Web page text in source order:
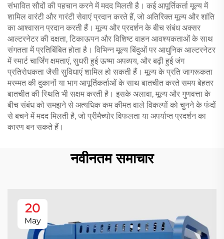
संभावित सौदों की पहचान करने में मदद मिलती है। कई आपूर्तिकर्ता मूल्य में
शामिल वारंटी और गारंटी सेवाएं प्रदान करते हैं, जो अतिरिक्त मूल्य और शांति
का आश्वासन प्रदान करती हैं। मूल्य और प्रदर्शन के बीच संबंध अक्सर
आल्टरनेटर की दक्षता, टिकाऊपन और विशिष्ट वाहन आवश्यकताओं के साथ
संगतता में प्रतिबिंबित होता है। विभिन्न मूल्य बिंदुओं पर आधुनिक आल्टरनेटर
में स्मार्ट चार्जिंग क्षमताएं, सुधरी हुई ऊष्मा अपव्यय, और बढ़ी हुई जंग
प्रतिरोधकता जैसी सुविधाएं शामिल हो सकती हैं। मूल्य के प्रति जागरूकता
मरम्मत की दुकानों या भाग आपूर्तिकर्ताओं के साथ बातचीत करते समय बेहतर
बातचीत की स्थिति भी सक्षम करती है। इसके अलावा, मूल्य और गुणवत्ता के
बीच संबंध को समझने से अत्यधिक कम कीमत वाले विकल्पों को चुनने के फंदों
से बचने में मदद मिलती है, जो प्रीमैच्योर विफलता या अपर्याप्त प्रदर्शन का
कारण बन सकते हैं।
नवीनतम समाचार
20
May